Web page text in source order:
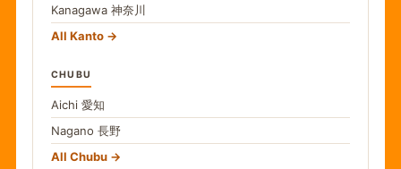
Kanagawa 神奈川
All Kanto
CHUBU
Aichi 愛知
Nagano 長野
All Chubu